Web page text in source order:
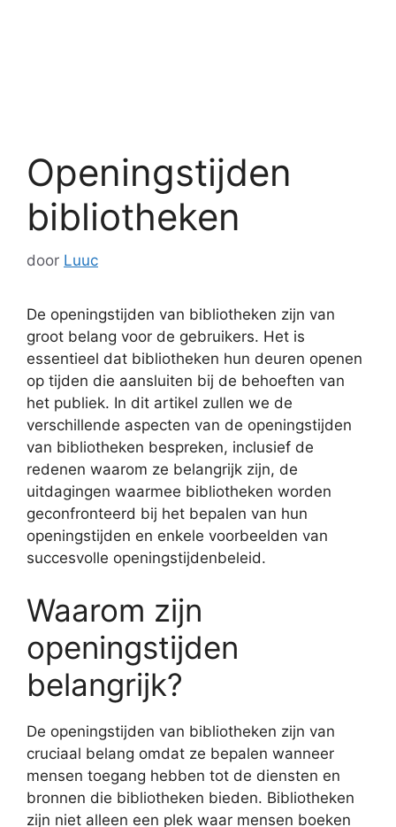
Openingstijden
bibliotheken
door Luuc
De openingstijden van bibliotheken zijn van
groot belang voor de gebruikers. Het is
essentieel dat bibliotheken hun deuren openen
op tijden die aansluiten bij de behoeften van
het publiek. In dit artikel zullen we de
verschillende aspecten van de openingstijden
van bibliotheken bespreken, inclusief de
redenen waarom ze belangrijk zijn, de
uitdagingen waarmee bibliotheken worden
geconfronteerd bij het bepalen van hun
openingstijden en enkele voorbeelden van
succesvolle openingstijdenbeleid.
Waarom zijn
openingstijden
belangrijk?
De openingstijden van bibliotheken zijn van
cruciaal belang omdat ze bepalen wanneer
mensen toegang hebben tot de diensten en
bronnen die bibliotheken bieden. Bibliotheken
zijn niet alleen een plek waar mensen boeken